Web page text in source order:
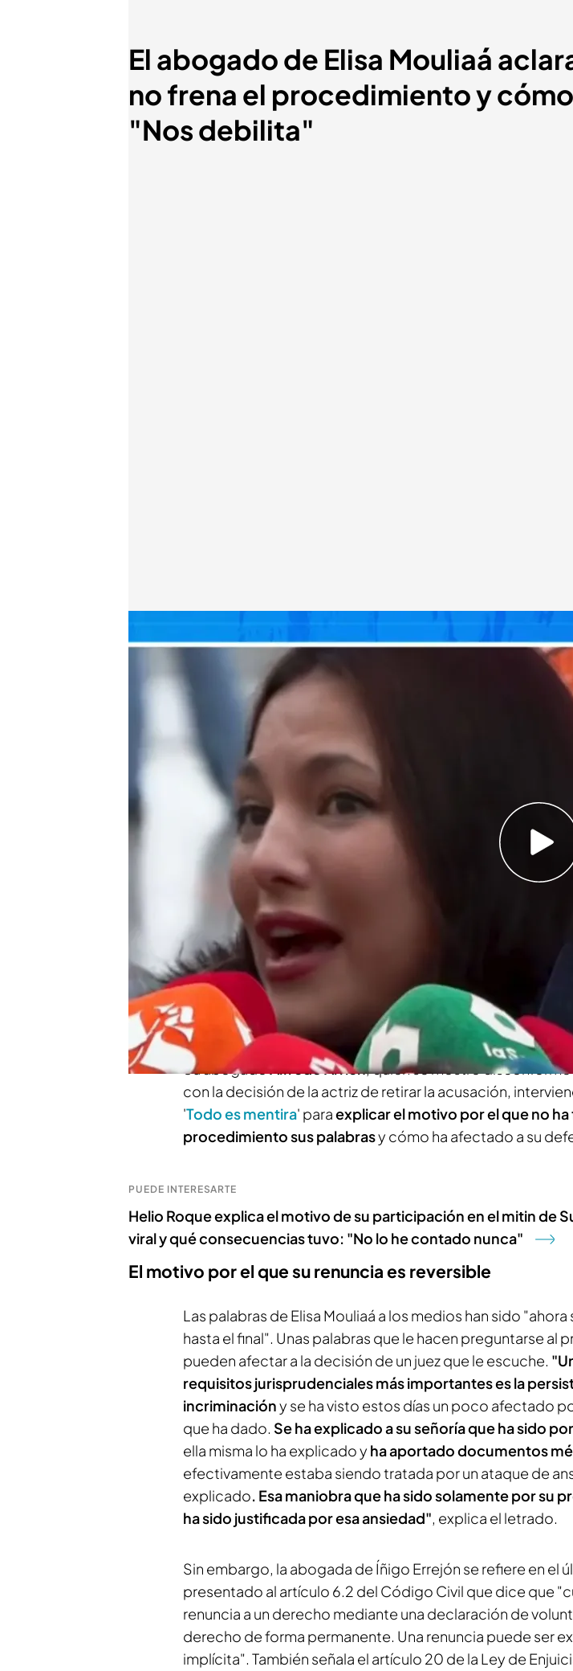
El abogado de Elisa Mouliaá
no frena el procedimiento y
"Nos debilita"
Alfredo Arrién da las explicaciones sobre la rectificación de Elisa Mouliaá
Madrid, 10 FEB 2026 - 18:12h.
Elisa Mouliaá rectifica y decide continuar con el
Arrién, su abogado, explica cómo ha afectado esto a
El abogado de Elisa Mouliaá explica por qué retira su
abuso sexual contra Íñigo Errejón: "Ha tenido un
recientemente"
A las puertas de los juzgados de Plaza Castilla, Elisa Mouliaá
a los medios quecontinuará con el procedimiento por
contra Íñigo Errejón,
rectificando sus palabras emitidas en
comunicado en sus redes sociales.
Su abogado Alfredo Arrién, quien se mostró disconforme
con la decisión de la actriz de retirar la acusación,
'Todo es mentira' paraexplicar el motivo por el que no
procedimiento sus palabrasy cómo ha afectado a su
PUEDE INTERESARTE
Helio Roque explica el motivo de su participación en el mitin de
viral y qué consecuencias tuvo: "No lo he contado nunca"
El motivo por el que su renuncia es reversible
Las palabras de Elisa Mouliaá a los medios han sido "ahora
hasta el final". Unas palabras que le hacen preguntarse al
pueden afectar a la decisión de un juez que le escuche.
requisitos jurisprudenciales más importantes es la
incriminacióny se ha visto estos días un poco afectado
que ha dado. Se ha explicado a su señoría que ha sido
ella misma lo ha explicado y ha aportado documentos
efectivamente estaba siendo tratada por un ataque de
explicado. Esa maniobra que ha sido solamente por su
ha sido justificada por esa ansiedad", explica el letrado.
Sin embargo, la abogada de Íñigo Errejón se refiere en el
presentado al artículo 6.2 del Código Civil que dice que
renuncia a un derecho mediante una declaración de
derecho de forma permanente. Una renuncia puede ser
implícita". También señala el artículo 20 de la Ley de